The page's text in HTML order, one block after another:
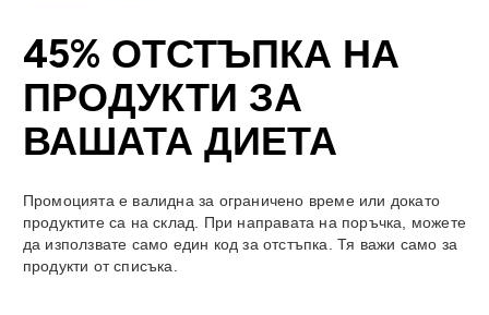
45% ОТСТЪПКА НА
ПРОДУКТИ ЗА
ВАШАТА ДИЕТА
Промоцията е валидна за ограничено време или докато
продуктите са на склад. При направата на поръчка, можете
да използвате само един код за отстъпка. Тя важи само за
продукти от списъка.